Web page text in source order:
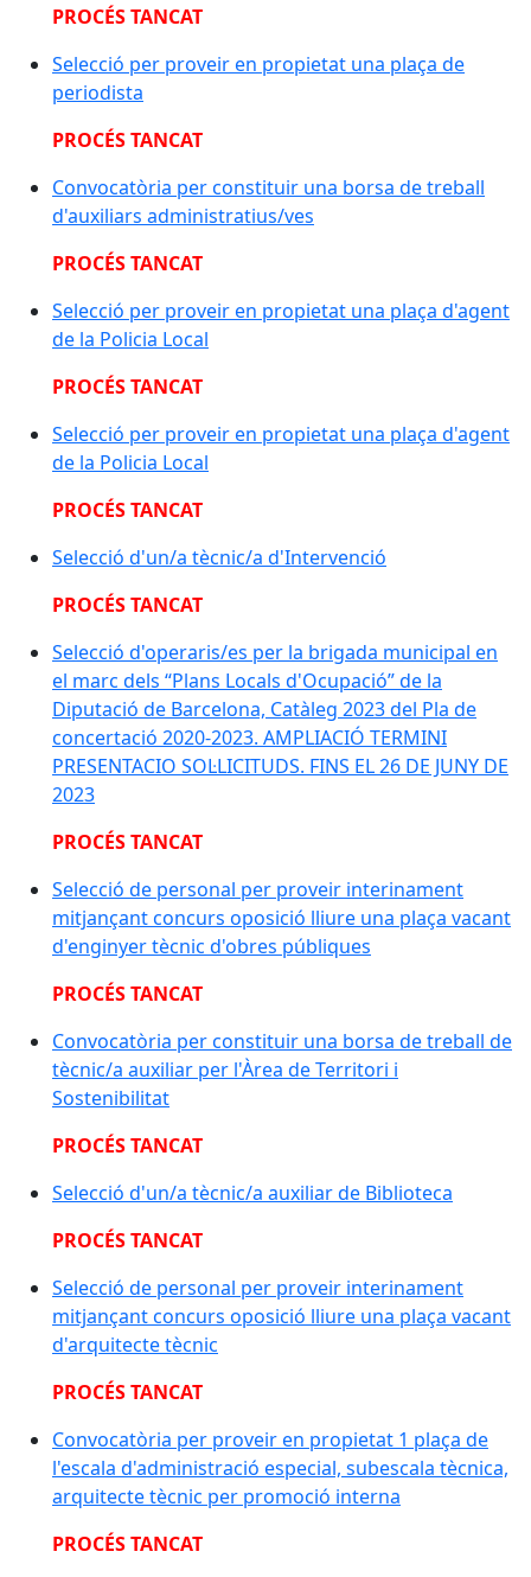
PROCÉS TANCAT
Selecció per proveir en propietat una plaça de
periodista
PROCÉS TANCAT
Convocatòria per constituir una borsa de treball
d'auxiliars administratius/ves
PROCÉS TANCAT
Selecció per proveir en propietat una plaça d'agent
de la Policia Local
PROCÉS TANCAT
Selecció per proveir en propietat una plaça d'agent
de la Policia Local
PROCÉS TANCAT
Selecció d'un/a tècnic/a d'Intervenció
PROCÉS TANCAT
Selecció d'operaris/es per la brigada municipal en
el marc dels “Plans Locals d'Ocupació” de la
Diputació de Barcelona, Catàleg 2023 del Pla de
concertació 2020-2023. AMPLIACIÓ TERMINI
PRESENTACIO SOL·LICITUDS. FINS EL 26 DE JUNY DE
2023
PROCÉS TANCAT
Selecció de personal per proveir interinament
mitjançant concurs oposició lliure una plaça vacant
d'enginyer tècnic d'obres públiques
PROCÉS TANCAT
Convocatòria per constituir una borsa de treball de
tècnic/a auxiliar per l'Àrea de Territori i
Sostenibilitat
PROCÉS TANCAT
Selecció d'un/a tècnic/a auxiliar de Biblioteca
PROCÉS TANCAT
Selecció de personal per proveir interinament
mitjançant concurs oposició lliure una plaça vacant
d'arquitecte tècnic
PROCÉS TANCAT
Convocatòria per proveir en propietat 1 plaça de
l'escala d'administració especial, subescala tècnica,
arquitecte tècnic per promoció interna
PROCÉS TANCAT